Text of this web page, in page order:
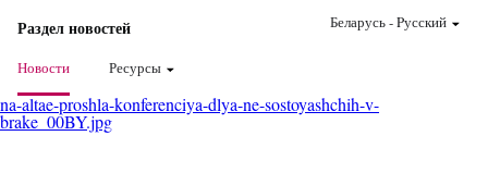
Раздел новостей
Новости Ресурсы
Беларусь-Pусский
na-altae-proshla-konferenciya-dlya-ne-sostoyashchih-v-
brake_00BY.jpg